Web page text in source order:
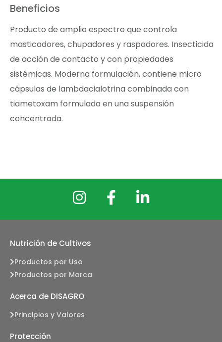
Beneficios
Producto de amplio espectro que controla
masticadores, chupadores y raspadores. Insecticida
de acción de contacto y con propiedades
sistémicas. Moderna formulación, contiene micro
cápsulas de lambdacialotrina combinada con
tiametoxam formulada en una suspensión
concentrada.
Nutrición de Cultivos
Productos por Uso
Productos por Marca
Acerca de DISAGRO
Principios y Valores
Protección